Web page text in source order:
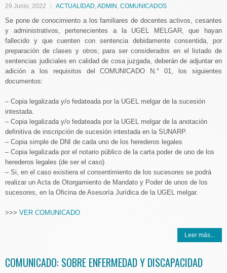
29 Junio, 2022 ACTUALIDAD,ADMIN , COMUNICADOS
Se pone de conocimiento a los familiares de docentes activos, cesantes
y administrativos, pertenecientes a la UGEL MELGAR, que hayan
fallecido y que cuenten con sentencia debidamente consentida, por
preparación de clases y otros; para ser considerados en el listado de
sentencias judiciales en calidad de cosa juzgada, deberán de adjuntar en
adición a los requisitos del COMUNICADO N.° 01, los siguientes
documentos:
– Copia legalizada y/o fedateada por la UGEL melgar de la sucesión
intestada.
– Copia legalizada y/o fedateada por la UGEL melgar de la anotación
definitiva de inscripción de sucesión intestada en la SUNARP.
– Copia simple de DNI de cada uno de los herederos legales
– Copia legalizada por el notario público de la carta poder de uno de los
herederos legales (de ser el caso)
– Si, en el caso existiera el consentimiento de los sucesores se podrá
realizar un Acta de Otorgamiento de Mandato y Poder de unos de los
sucesores, en la Oficina de Asesoría Jurídica de la UGEL melgar.
>>> VER COMUNICADO
Leer más...
COMUNICADO: SOBRE ENFERMEDAD Y DISCAPACIDAD